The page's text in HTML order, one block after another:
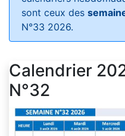
sont ceux des
N°33 2026.
Calendrier
N°32